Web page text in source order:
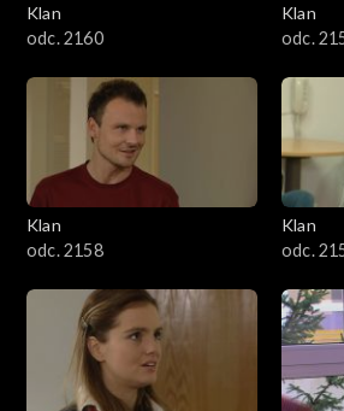
Klan
odc. 2160
Klan
odc.
Klan
odc. 2158
Klan
odc.